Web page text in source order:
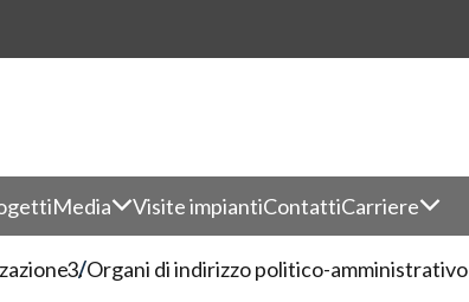
Media Visite impiantiContattiCarriere
Organi di indirizzo politico-amministrativo